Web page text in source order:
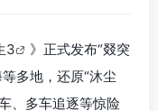
3
》正式发布“叕突
多地，还原“沐尘
、多车追逐等惊险